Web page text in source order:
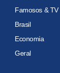
Famosos & TV
Brasil
Economia
Geral